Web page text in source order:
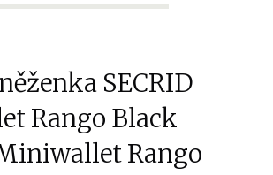
SECRID
Rango Black
Rango